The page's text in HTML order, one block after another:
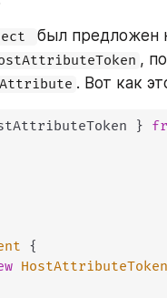
был предложен
,
. Вот как
}
{
HostAttributeToken